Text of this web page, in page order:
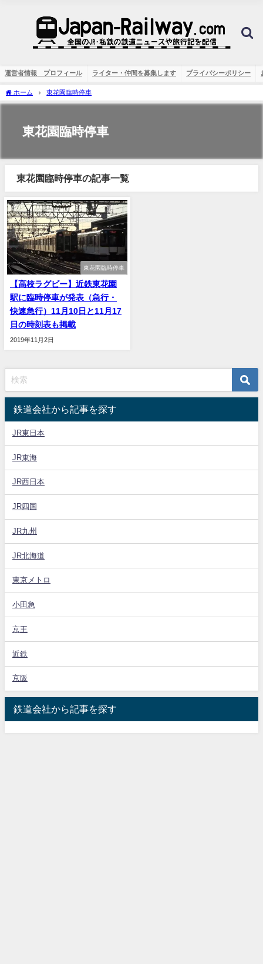
運営者情報 プロフィール ライター・仲間を募集します プライバシーポリシー
ホーム 東花園臨時停車
東花園臨時停車
東花園臨時停車の記事一覧
東花園臨時停車
【高校ラグビー】近鉄東花園
駅に臨時停車が発表（急行・
快速急行）11月10日と11月17
日の時刻表も掲載
2019年11月2日
鉄道会社から記事を探す
JR東日本
JR東海
JR西日本
JR四国
JR九州
JR北海道
東京メトロ
小田急
京王
近鉄
京阪
鉄道会社から記事を探す